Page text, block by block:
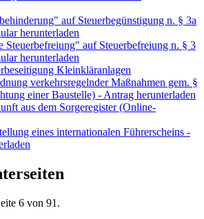
auf Steuerbegünstigung n. § 3a
herunterladen
Steuerbefreiung" auf Steuerbefreiung n. § 3
herunterladen
Kleinkläranlagen
verkehrsregelnder Maßnahmen gem. §
einer Baustelle) - Antrag herunterladen
aus dem Sorgeregister (Online-
eines internationalen Führerscheins -
6 von 91.